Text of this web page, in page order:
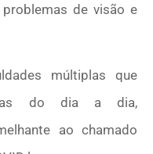
de visão e
múltiplas que
do dia a dia,
ao chamado